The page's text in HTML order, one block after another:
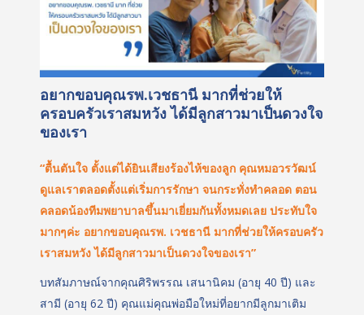
อยากขอบคุณรพ.เวชธานี มากที่ช่วยให้
ครอบครัวเราสมหวัง ได้มีลูกสาวมาเป็นดวงใจ
ของเรา
“ตื้นตันใจ ตั้งแต่ได้ยินเสียงร้องไห้ของลูก คุณหมอวรวัฒน์
ดูแลเราตลอดตั้งแต่เริ่มการรักษา จนกระทั่งทำคลอด ตอน
คลอดน้องทีมพยาบาลขึ้นมาเยี่ยมกันทั้งหมดเลย ประทับใจ
มากๆค่ะ อยากขอบคุณรพ. เวชธานี มากที่ช่วยให้ครอบครัว
เราสมหวัง ได้มีลูกสาวมาเป็นดวงใจของเรา”
บทสัมภาษณ์จากคุณศิริพรรณ เสนานิคม (อายุ 40 ปี) และ
สามี (อายุ 62 ปี) คุณแม่คุณพ่อมือใหม่ที่อยากมีลูกมาเติม